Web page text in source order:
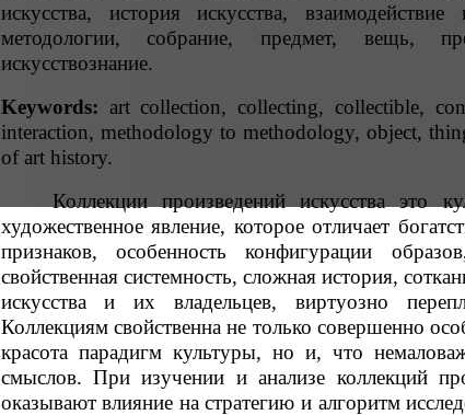
искусства, история искусства,
методологии, собрание, предмет, вещь,
искусствознание.
Keywords: art collection, collecting, collectible,
interaction, methodology to methodology, object,
of art history.
Коллекции произведений искусства это
художественное явление, которое отличает
признаков, особенность конфигурации
свойственная системность, сложная история,
искусства и их владельцев, виртуозно
Коллекциям свойственна не только совершенно
красота парадигм культуры, но и, что
смыслов. При изучении и анализе коллекций
оказывают влияние на стратегию и алгоритм